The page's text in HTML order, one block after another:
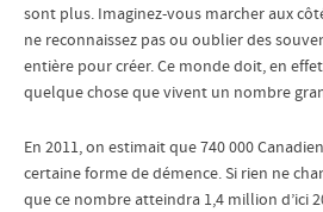
sont plus. Imaginez-vous marcher aux
ne reconnaissez pas ou oublier des
entière pour créer. Ce monde doit, en
quelque chose que vivent un nombre
En 2011, on estimait que 740 000
certaine forme de démence. Si rien ne
que ce nombre atteindra 1,4 million d’ici